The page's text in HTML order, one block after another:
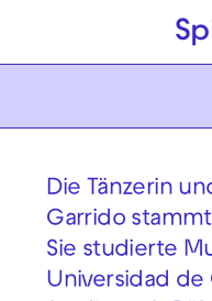
Zum
Die Tänzerin
Garrido stammt
Sie studierte
Universidad de